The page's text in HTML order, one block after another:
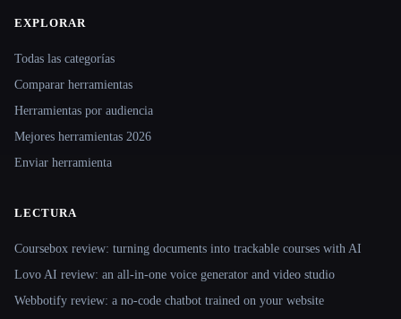
Site navigation
EXPLORAR
Todas las categorías
Comparar herramientas
Herramientas por audiencia
Mejores herramientas 2026
Enviar herramienta
LECTURA
Coursebox review: turning documents into trackable courses with AI
Lovo AI review: an all-in-one voice generator and video studio
Webbotify review: a no-code chatbot trained on your website